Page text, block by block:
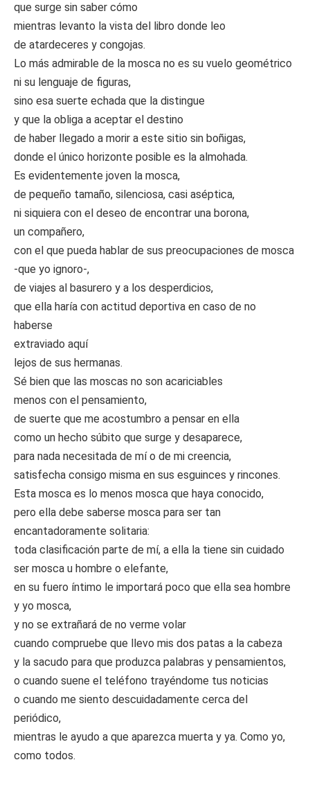
que surge sin saber cómo
mientras levanto la vista del libro donde leo
de atardeceres y congojas.
Lo más admirable de la mosca no es su vuelo geométrico
ni su lenguaje de figuras,
sino esa suerte echada que la distingue
y que la obliga a aceptar el destino
de haber llegado a morir a este sitio sin boñigas,
donde el único horizonte posible es la almohada.
Es evidentemente joven la mosca,
de pequeño tamaño, silenciosa, casi aséptica,
ni siquiera con el deseo de encontrar una borona,
un compañero,
con el que pueda hablar de sus preocupaciones de mosca
-que yo ignoro-,
de viajes al basurero y a los desperdicios,
que ella haría con actitud deportiva en caso de no
haberse
extraviado aquí
lejos de sus hermanas.
Sé bien que las moscas no son acariciables
menos con el pensamiento,
de suerte que me acostumbro a pensar en ella
como un hecho súbito que surge y desaparece,
para nada necesitada de mí o de mi creencia,
satisfecha consigo misma en sus esguinces y rincones.
Esta mosca es lo menos mosca que haya conocido,
pero ella debe saberse mosca para ser tan
encantadoramente solitaria:
toda clasificación parte de mí, a ella la tiene sin cuidado
ser mosca u hombre o elefante,
en su fuero íntimo le importará poco que ella sea hombre
y yo mosca,
y no se extrañará de no verme volar
cuando compruebe que llevo mis dos patas a la cabeza
y la sacudo para que produzca palabras y pensamientos,
o cuando suene el teléfono trayéndome tus noticias
o cuando me siento descuidadamente cerca del
periódico,
mientras le ayudo a que aparezca muerta y ya. Como yo,
como todos.